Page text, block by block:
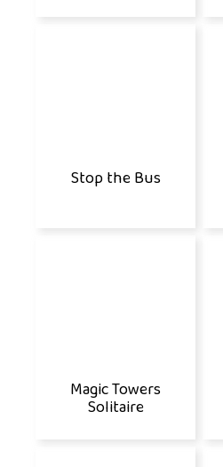
Stop the Bus
Magic Towers
Solitaire